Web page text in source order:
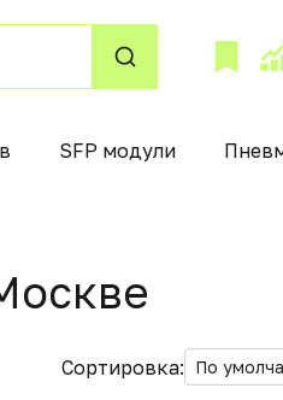
SFP модули
Сортировка: